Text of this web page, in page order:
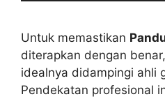
Untuk memastikan
diterapkan dengan benar,
idealnya didampingi ahli
Pendekatan profesional